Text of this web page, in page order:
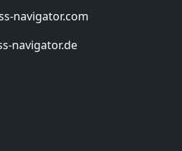
navigator.com
navigator.de